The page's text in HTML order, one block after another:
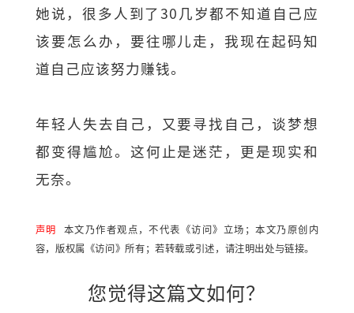
她说，很多人到了30几岁都不知道自己应
该要怎么办，要往哪儿走，我现在起码知
道自己应该努力赚钱。
年轻人失去自己，又要寻找自己，谈梦想
都变得尴尬。这何止是迷茫，更是现实和
无奈。
声明 本文乃作者观点，不代表《访问》立场；本文乃原创内
容，版权属《访问》所有；若转载或引述，请注明出处与链接。
您觉得这篇文如何？